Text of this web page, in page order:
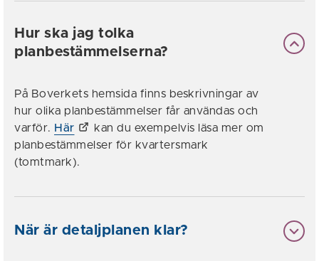
Hur ska jag tolka
planbestämmelserna?
På Boverkets hemsida finns beskrivningar av
hur olika planbestämmelser får användas och
varför. Här
kan du exempelvis läsa mer om
planbestämmelser för kvartersmark
(tomtmark).
När är detaljplanen klar?